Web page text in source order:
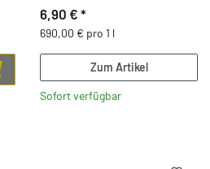
6,90 € *
690,00 € pro 1 l
Zum Artikel
Sofort verfügbar